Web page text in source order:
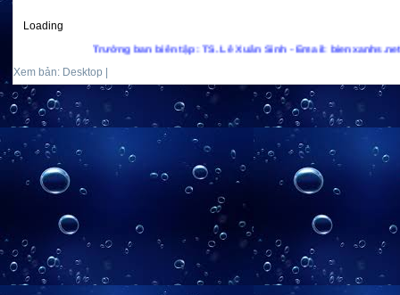
Loading
Trưởng ban biên tập: TS. Lê Xuân Sinh - Email:
Xem bản: Desktop |